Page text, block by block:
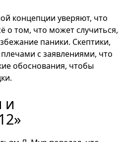
концепции уверяют, что
о том, что может случиться,
паники. Скептики,
с заявлениями, что
обоснования, чтобы
и